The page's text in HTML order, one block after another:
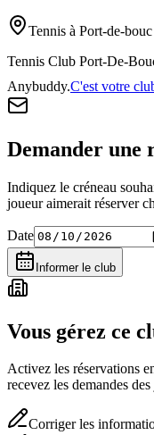
Tennis à Port-de-bouc
Tennis Club Port-De-
Anybuddy.C'est votre
Demander une
Indiquez le créneau
joueur aimerait réserver
Date
Informer le club
Vous gérez ce
Activez les réservations
recevez les demandes
Corriger les